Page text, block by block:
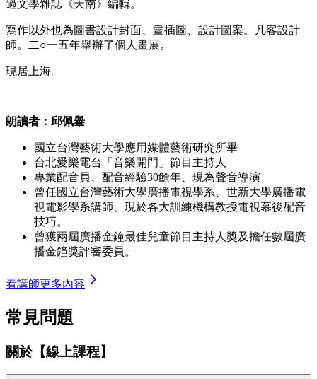
過文學雜誌《天南》編輯。
寫作以外也為圖書設計封面、畫插圖、設計圖案。凡客設計
師。二○一五年舉辦了個人畫展。
現居上海。
朗讀者：邱佩轝
國立台灣藝術大學應用媒體藝術研究所畢
台北愛樂電台「音樂開門」節目主持人
專業配音員、配音經驗30餘年、現為聲音導演
曾任國立台灣藝術大學廣播電視學系、世新大學廣播電
視電影學系講師、現於各大訓練機構教授電視幕後配音
技巧。
曾獲兩屆廣播金鐘最佳兒童節目主持人獎及擔任數屆廣
播金鐘獎評審委員。
看講師更多內容
常見問題
關於【線上課程】